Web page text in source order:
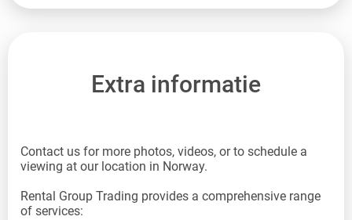
Extra informatie
Contact us for more photos, videos, or to schedule a
viewing at our location in Norway.
Rental Group Trading provides a comprehensive range
of services: